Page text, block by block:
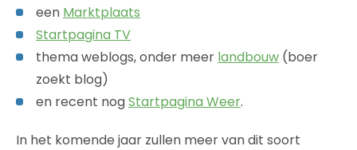
een Marktplaats
Startpagina TV
thema weblogs, onder meer landbouw (boer
zoekt blog)
en recent nogStartpagina Weer.
In het komende jaar zullen meer van dit soort